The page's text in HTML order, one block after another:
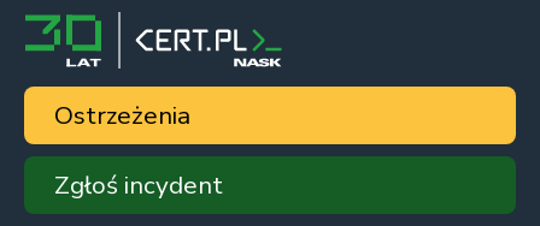
Ostrzeżenia
Zgłoś incydent